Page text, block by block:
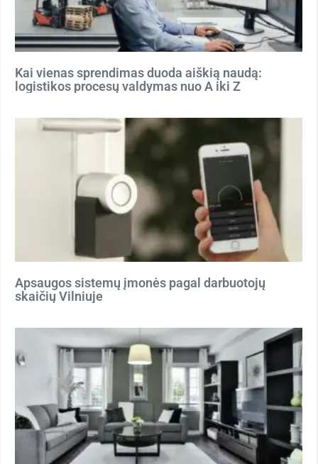
Kai vienas sprendimas duoda aiškią naudą:
logistikos procesų valdymas nuo A iki Z
Apsaugos sistemų įmonės pagal darbuotojų
skaičių Vilniuje